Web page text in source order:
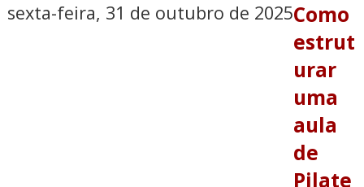
sexta-feira, 31 de outubro de 2025Como
estrut
urar
uma
aula
de
Pilate